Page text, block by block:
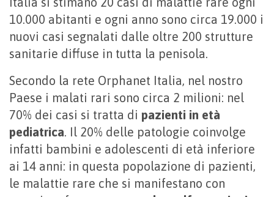
10.000 abitanti e ogni anno sono circa 19.000 i
nuovi casi segnalati dalle oltre 200 strutture
sanitarie diffuse in tutta la penisola.
Secondo la rete Orphanet Italia, nel nostro
Paese i malati rari sono circa 2 milioni: nel
70% dei casi si tratta di pazienti in età
pediatrica. Il 20% delle patologie coinvolge
infatti bambini e adolescenti di età inferiore
ai 14 anni: in questa popolazione di pazienti,
le malattie rare che si manifestano con